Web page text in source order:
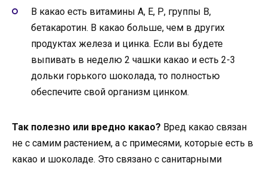
В какао есть витамины А, Е, Р, группы В,
бетакаротин. В какао больше, чем в других
продуктах железа и цинка. Если вы будете
выпивать в неделю 2 чашки какао и есть 2-3
дольки горького шоколада, то полностью
обеспечите свой организм цинком.
Так полезно или вредно какао? Вред какао связан
не с самим растением, а с примесями, которые есть в
какао и шоколаде. Это связано с санитарными